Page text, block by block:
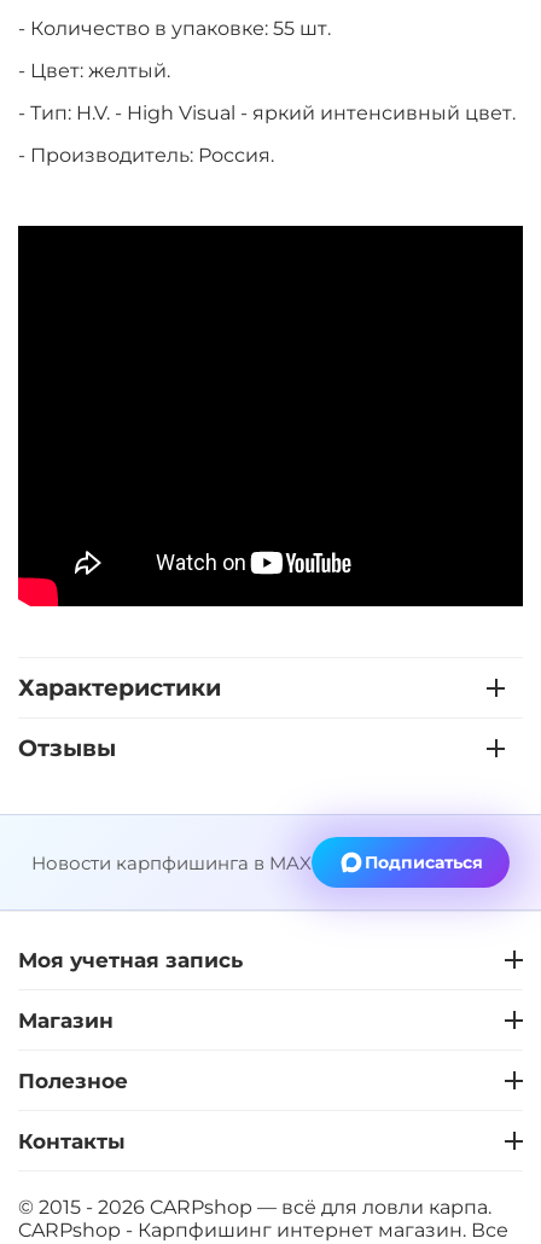
- Количество в упаковке: 55 шт.
- Цвет: желтый.
- Тип: H.V. - High Visual - яркий интенсивный цвет.
- Производитель: Россия.
Характеристики
Отзывы
Новости карпфишинга в MAX Подписаться
Моя учетная запись
Магазин
Полезное
Контакты
© 2015 - 2026 CARPshop — всё для ловли карпа.
CARPshop - Карпфишинг интернет магазин. Все